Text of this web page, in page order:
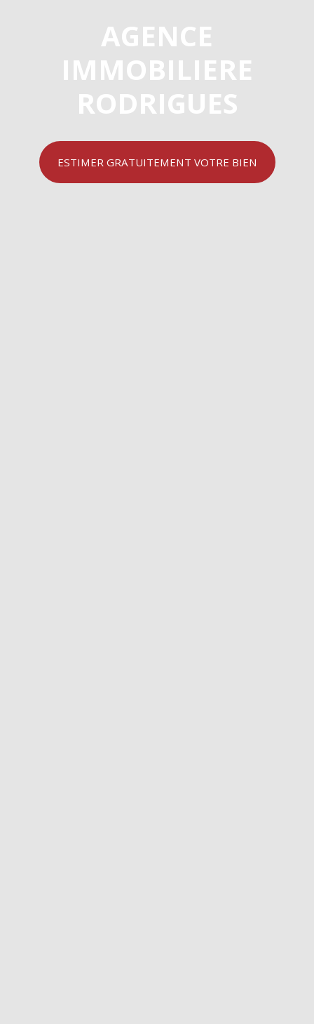
AGENCE
IMMOBILIERE
RODRIGUES
ESTIMER GRATUITEMENT VOTRE BIEN